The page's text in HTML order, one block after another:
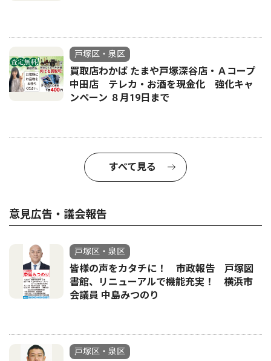
戸塚区・泉区
買取店わかば たまや戸塚深谷店・Ａコープ
中田店 テレカ・お酒を現金化 強化キャ
ンペーン ８月19日まで
すべて見る
意見広告・議会報告
戸塚区・泉区
皆様の声をカタチに！ 市政報告 戸塚図
書館、リニューアルで機能充実！ 横浜市
会議員 中島みつのり
戸塚区・泉区